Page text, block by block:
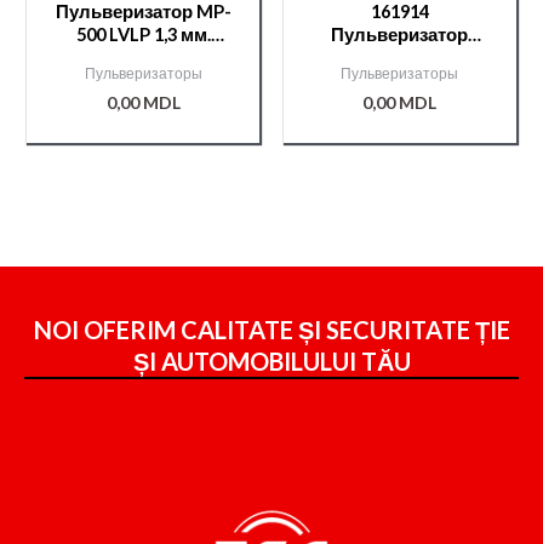
Пульверизатор MP-
500 LVLP 1,3 мм.
Пульверизаторы
0,00MDL
161914
Пульверизатор
Пульверизаторы
0,00MDL
NOI OFERIM CALITATE ȘI SECURITATE ȚIE
ȘI AUTOMOBILULUI TĂU